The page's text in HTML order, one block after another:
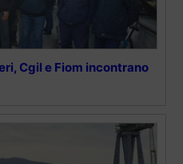
Cgil e Fiom incontrano